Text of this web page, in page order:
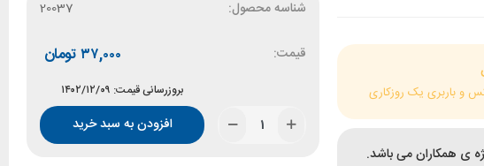
و باربری یک روزکاری
ی همکاران می باشد.
شناسه محصول: 20037
قیمت: تومان۳۷,۰۰۰
بروزرسانی قیمت: ۱۴۰۲/۱۲/۰۹
افزودن به سبد خرید